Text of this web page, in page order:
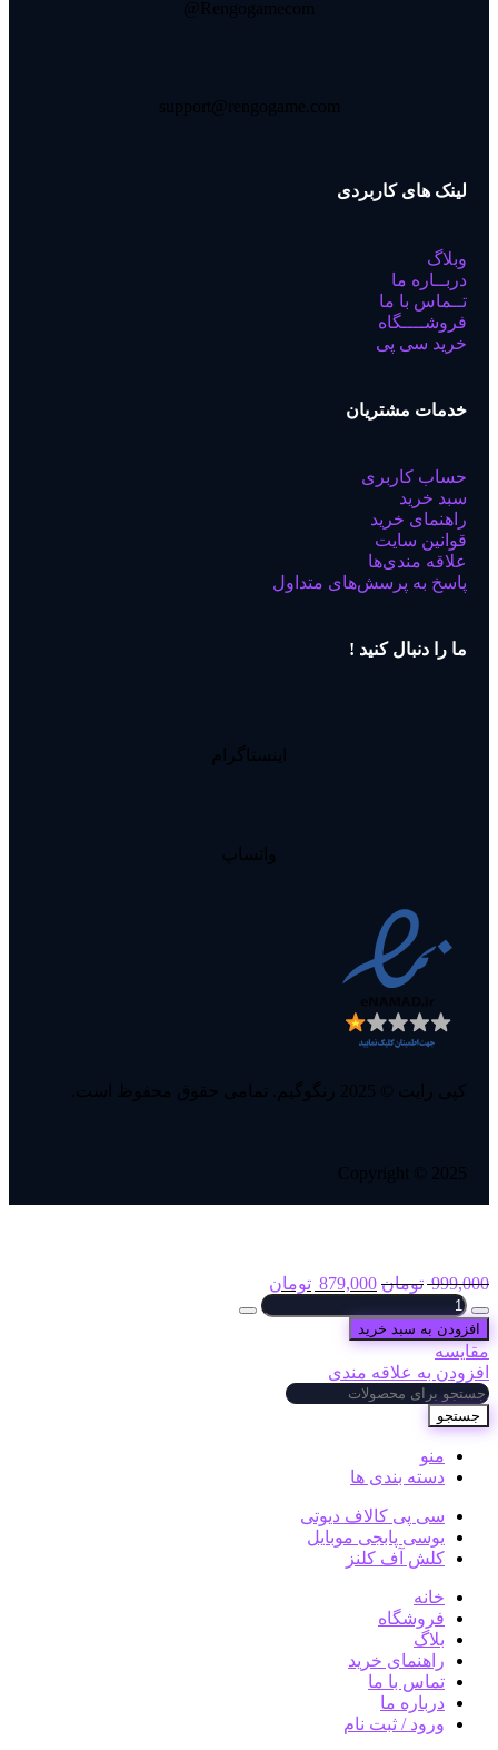
Rengogamecom@
support@rengogame.com
لینک های کاربردی
وبلاگ
دربــاره ما
تــماس با ما
فروشــــگاه
خرید سی پی
خدمات مشتریان
حساب کاربری
سبد خرید
راهنمای خرید
قوانین سایت
علاقه مندی‌ها
پاسخ به پرسش‌های متداول
ما را دنبال کنید !
اینستاگرام
واتساپ
کپی رایت © 2025 رنگوگیم. تمامی حقوق محفوظ است.
Copyright © 2025
999,000 تومان 879,000 تومان
افزودن به سبد خرید
مقایسه
افزودن به علاقه مندی
جستجو
منو
دسته بندی ها
سی پی کالاف دیوتی
یوسی پابجی موبایل
کلش آف کلنز
خانه
فروشگاه
بلاگ
راهنمای خرید
تماس با ما
درباره ما
ورود / ثبت نام